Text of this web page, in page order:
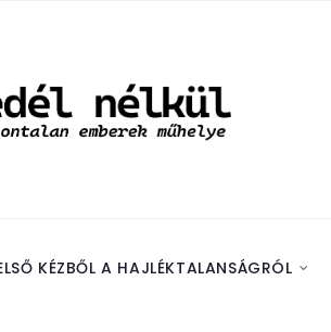
KÉZBŐL A HAJLÉKTALANSÁGRÓL